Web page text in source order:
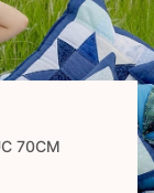
70CM